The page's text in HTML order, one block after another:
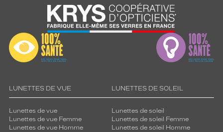
LUNETTES DE VUE
Lunettes de vue
Lunettes de vue Femme
Lunettes de vue Homme
LUNETTES DE SOLEIL
Lunettes de soleil
Lunettes de soleil Femme
Lunettes de soleil Homme